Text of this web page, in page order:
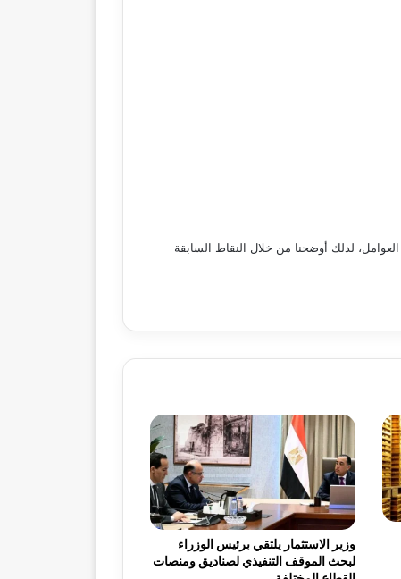
لذلك أوضحنا من خلال النقاط السابقة
وزير الاستثمار يلتقي برئيس الوزراء
لبحث الموقف التنفيذي لصناديق ومنصات